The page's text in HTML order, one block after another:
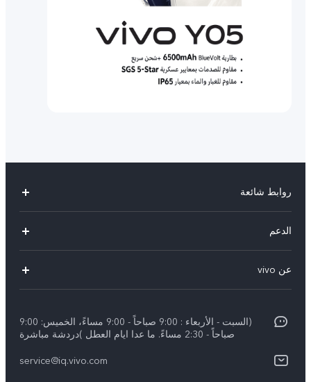
روابط شائعة
V30 Lite
كل الموديلات
الدعم
Funtouch OS
عن vivo
الإشعارات القانونية
نبذة عنا
(السبت - الأربعاء : 9:00 صباحاً - 9:00 مساءً، الخميس: 9:00
صباحاً - 2:30 مساءً. ما عدا ايام العطل )دردشة مباشرة
service@iq.vivo.com